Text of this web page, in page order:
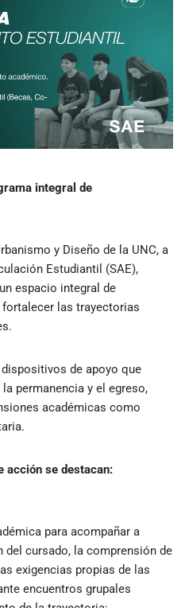
integral de
y Diseño de la UNC, a
Estudiantil (SAE),
espacio integral de
las trayectorias
de apoyo que
permanencia y el egreso,
académicas como
acción se destacan:
para acompañar a
cursado, la comprensión de
exigencias propias de las
encuentros grupales